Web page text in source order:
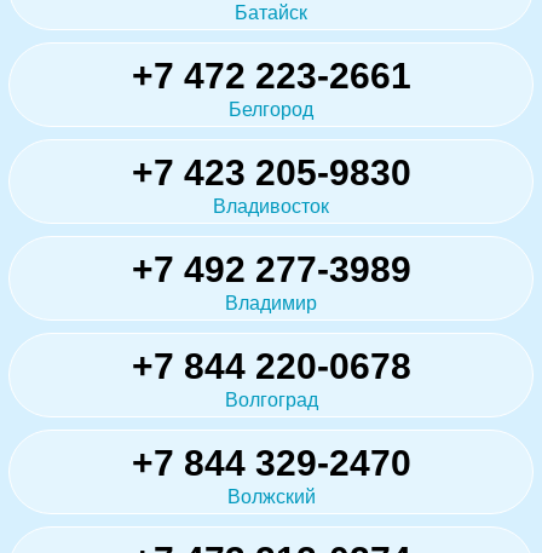
Батайск
+7 472 223-2661
Белгород
+7 423 205-9830
Владивосток
+7 492 277-3989
Владимир
+7 844 220-0678
Волгоград
+7 844 329-2470
Волжский